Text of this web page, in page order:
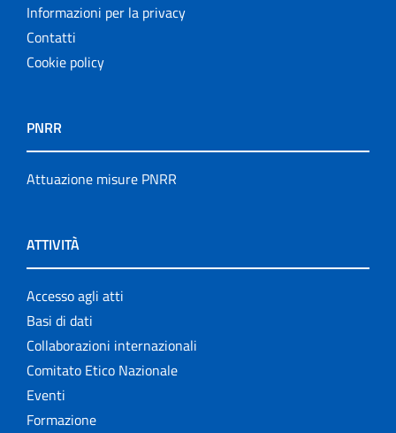
Informazioni per la privacy
Contatti
Cookie policy
PNRR
Attuazione misure PNRR
ATTIVITÀ
Accesso agli atti
Basi di dati
Collaborazioni internazionali
Comitato Etico Nazionale
Eventi
Formazione